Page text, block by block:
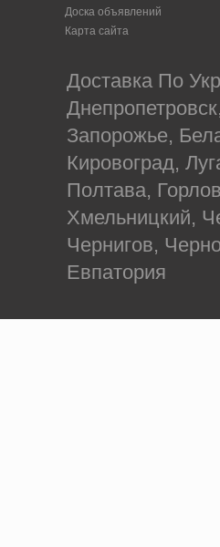
Доска объявлений
Карта сайта
Доставка По
Запорожье,
Кировоград,
Полтава,
Хмельницкий,
Чернигов,
Евпатория